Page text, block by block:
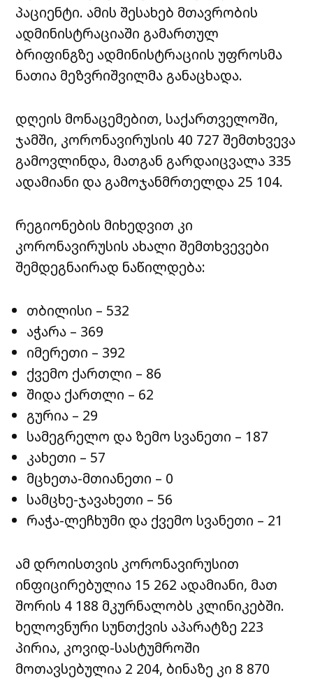
პაციენტი. ამის შესახებ მთავრობის
ადმინისტრაციაში გამართულ
ბრიფინგზე ადმინისტრაციის უფროსმა
ნათია მეზვრიშვილმა განაცხადა.
დღეის მონაცემებით, საქართველოში,
ჯამში, კორონავირუსის 40 727 შემთხვევა
გამოვლინდა, მათგან გარდაიცვალა 335
ადამიანი და გამოჯანმრთელდა 25 104.
რეგიონების მიხედვით კი
კორონავირუსის ახალი შემთხვევები
შემდეგნაირად ნაწილდება:
თბილისი – 532
აჭარა – 369
იმერეთი – 392
ქვემო ქართლი – 86
შიდა ქართლი – 62
გურია – 29
სამეგრელო და ზემო სვანეთი – 187
კახეთი – 57
მცხეთა-მთიანეთი – 0
სამცხე-ჯავახეთი – 56
რაჭა-ლეჩხუმი და ქვემო სვანეთი – 21
ამ დროისთვის კორონავირუსით
ინფიცირებულია 15 262 ადამიანი, მათ
შორის 4 188 მკურნალობს კლინიკებში.
ხელოვნური სუნთქვის აპარატზე 223
პირია, კოვიდ-სასტუმროში
მოთავსებულია 2 204, ბინაზე კი 8 870